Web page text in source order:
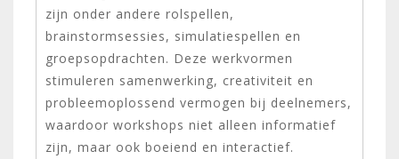
zijn onder andere rolspellen,
brainstormsessies, simulatiespellen en
groepsopdrachten. Deze werkvormen
stimuleren samenwerking, creativiteit en
probleemoplossend vermogen bij deelnemers,
waardoor workshops niet alleen informatief
zijn, maar ook boeiend en interactief.